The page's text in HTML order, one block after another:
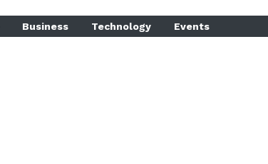
Business Technology Events